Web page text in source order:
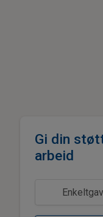
Gi din
arbeid